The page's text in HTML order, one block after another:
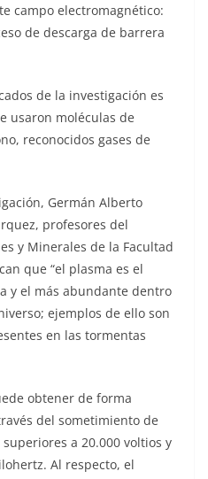
campo electromagnético:
de descarga de barrera
de la investigación es
usaron moléculas de
reconocidos gases de
Germán Alberto
profesores del
y Minerales de la Facultad
que “el plasma es el
y el más abundante dentro
ejemplos de ello son
en las tormentas
obtener de forma
del sometimiento de
a 20.000 voltios y
Al respecto, el